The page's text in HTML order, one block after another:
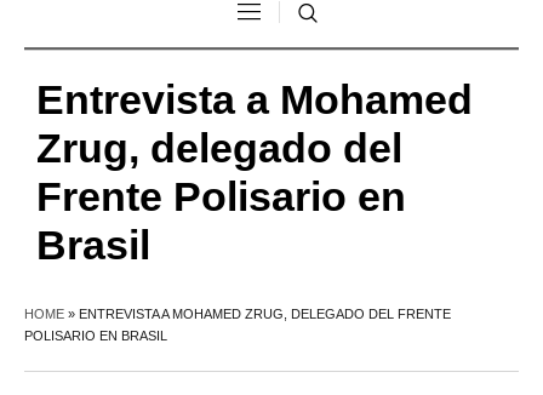
Entrevista a Mohamed
Zrug, delegado del
Frente Polisario en
Brasil
HOME » ENTREVISTA A MOHAMED ZRUG, DELEGADO DEL FRENTE
POLISARIO EN BRASIL